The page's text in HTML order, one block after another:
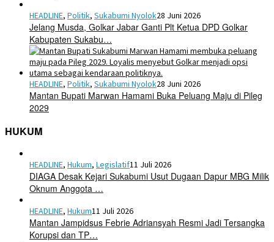
HEADLINE, Politik, Sukabumi Nyolok28 Juni 2026
Jelang Musda, Golkar Jabar Ganti Plt Ketua DPD Golkar
Kabupaten Sukabu…
HEADLINE, Politik, Sukabumi Nyolok28 Juni 2026
Mantan Bupati Marwan Hamami Buka Peluang Maju di Pileg
2029
HUKUM
HEADLINE, Hukum, Legislatif11 Juli 2026
DIAGA Desak Kejari Sukabumi Usut Dugaan Dapur MBG Milik
Oknum Anggota …
HEADLINE, Hukum11 Juli 2026
Mantan Jampidsus Febrie Adriansyah Resmi Jadi Tersangka
Korupsi dan TP…